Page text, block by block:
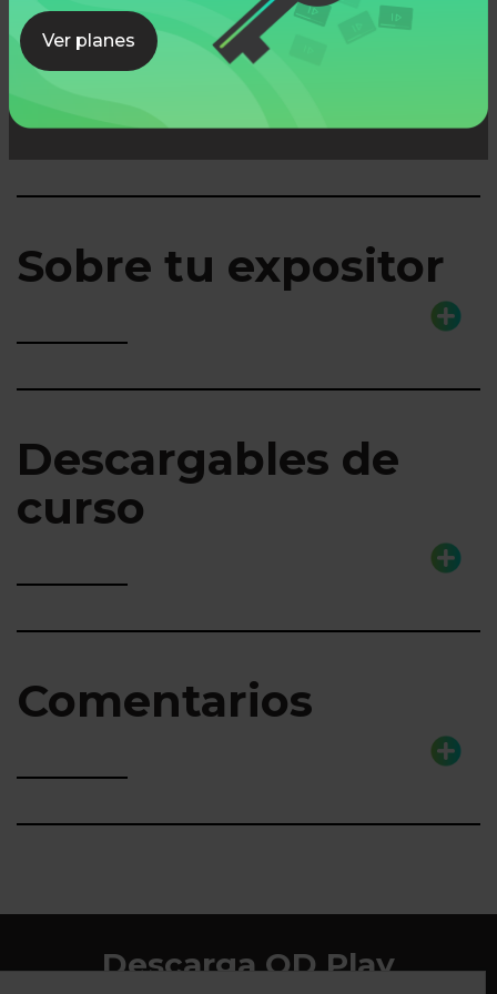
Ver planes
Lo que aprenderás
Sobre tu expositor
Descargables de
curso
Comentarios
Descarga QD Play